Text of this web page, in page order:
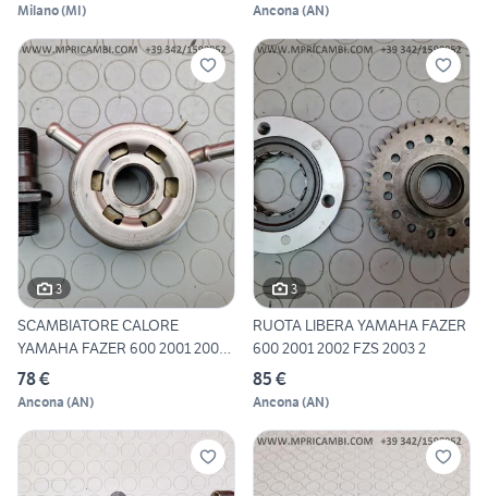
Milano(MI) Ancona (AN)
3
SCAMBIATORE CALORE
YAMAHA FAZER 600 2001 2002
FZS
78 €
Ancona (AN)
3
RUOTA LIBERA YAMAHA FAZER
600 2001 2002 FZS 2003 2
85 €
Ancona (AN)